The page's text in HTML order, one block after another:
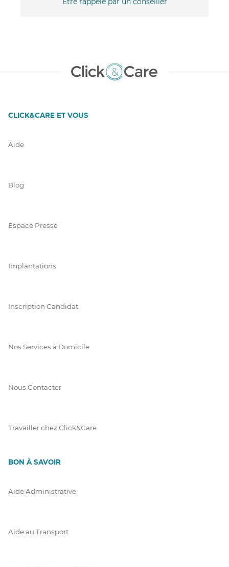
CLICK&CARE ET VOUS
Aide
Blog
Espace Presse
Implantations
Inscription Candidat
Nos Services à Domicile
Nous Contacter
Travailler chez Click&Care
BON À SAVOIR
Aide Administrative
Aide au Transport